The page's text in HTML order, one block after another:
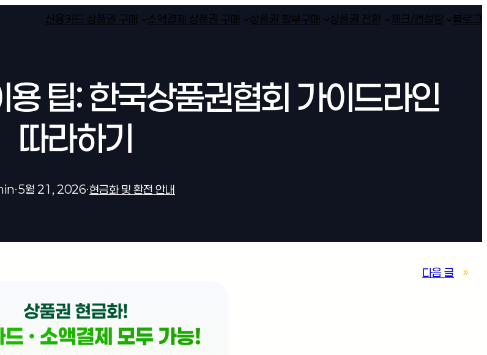
신용카드 상품권 구매 소액결제 상품권 구매 상품권 할부구매 상품권 전환 체크/컨설팅 블로그
팁: 한국상품권협회 가이드라인
따라하기
·5월 21, 2026·현금화 및 환전 안내
다음 글 »